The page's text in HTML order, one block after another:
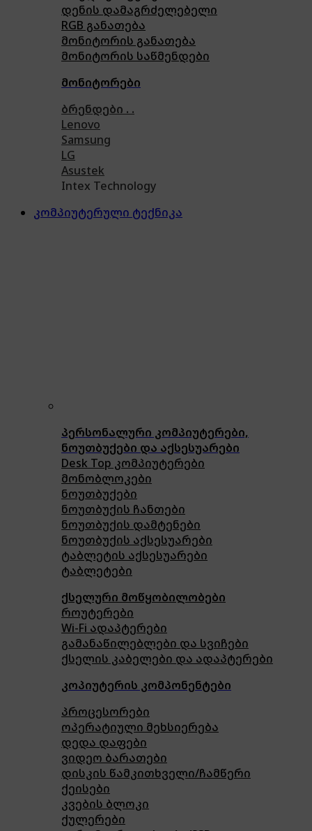
დენის დამაგრძელებელი
RGB განათება
მონიტორის განათება
მონიტორის საწმენდები
მონიტორები
ბრენდები . .
Lenovo
Samsung
LG
Asustek
Intex Technology
კომპიუტერული ტექნიკა
პერსონალური კომპიუტერები,
ნოუთბუქები და აქსესუარები
Desk Top კომპიუტერები
მონობლოკები
ნოუთბუქები
ნოუთბუქის ჩანთები
ნოუთბუქის დამტენები
ნოუთბუქის აქსესუარები
ტაბლეტის აქსესუარები
ტაბლეტები
ქსელური მოწყობილობები
როუტერები
Wi-Fi ადაპტერები
გამანაწილებლები და სვიჩები
ქსელის კაბელები და ადაპტერები
კოპიუტერის კომპონენტები
პროცესორები
ოპერატიული მეხსიერება
დედა დაფები
ვიდეო ბარათები
დისკის წამკითხველი/ჩამწერი
ქეისები
კვების ბლოკი
ქულერები